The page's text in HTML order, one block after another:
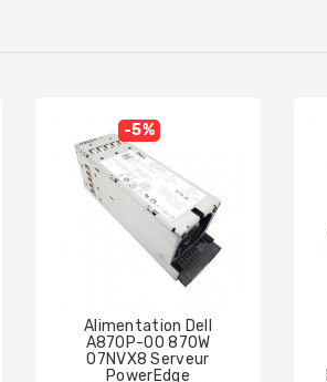
-5%
Alimentation Dell
A870P-00 870W
07NVX8 Serveur
PowerEdge